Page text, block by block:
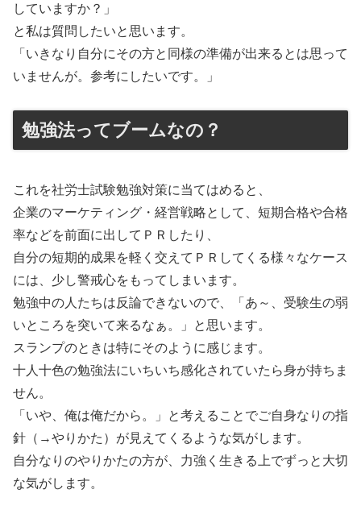
していますか？」
と私は質問したいと思います。
「いきなり自分にその方と同様の準備が出来るとは思って
いませんが。参考にしたいです。」
勉強法ってブームなの？
これを社労士試験勉強対策に当てはめると、
企業のマーケティング・経営戦略として、短期合格や合格
率などを前面に出してＰＲしたり、
自分の短期的成果を軽く交えてＰＲしてくる様々なケース
には、少し警戒心をもってしまいます。
勉強中の人たちは反論できないので、「あ～、受験生の弱
いところを突いて来るなぁ。」と思います。
スランプのときは特にそのように感じます。
十人十色の勉強法にいちいち感化されていたら身が持ちま
せん。
「いや、俺は俺だから。」と考えることでご自身なりの指
針（→やりかた）が見えてくるような気がします。
自分なりのやりかたの方が、力強く生きる上でずっと大切
な気がします。